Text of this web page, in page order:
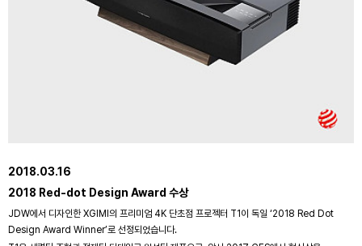
2018.03.16
2018 Red-dot Design Award 수상
JDW에서 디자인한 XGIMI의 프리미엄 4K 단초점 프로젝터 T1이 독일 ‘2018 Red Dot
Design Award Winner’로 선정되었습니다.